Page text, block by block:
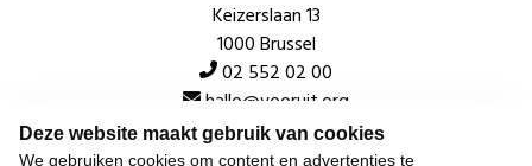
Deze website maakt gebruik van cookies
We gebruiken cookies om content en advertenties te
Keizerslaan 13
1000 Brussel
02 552 02 00
hallo@vooruit.org